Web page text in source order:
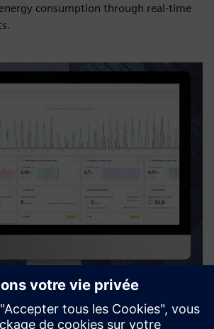
consumption through real-time